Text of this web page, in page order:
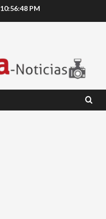
10:56:49 PM